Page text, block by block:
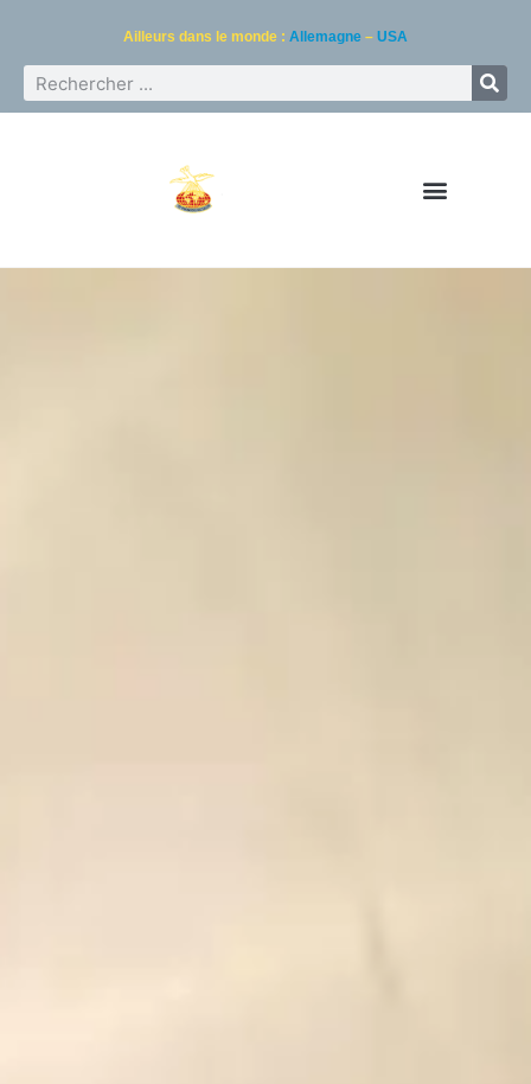
Ailleurs dans le monde : Allemagne – USA